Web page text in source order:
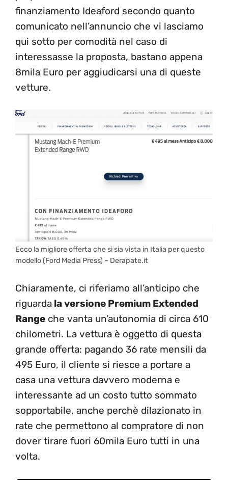
finanziamento Ideaford secondo quanto
comunicato nell’annuncio che vi lasciamo
qui sotto per comodità nel caso di
interessasse la proposta, bastano appena
8mila Euro per aggiudicarsi una di queste
vetture.
Ecco la migliore offerta che si sia vista in Italia per questo
modello (Ford Media Press) – Derapate.it
Chiaramente, ci riferiamo all’anticipo che
riguarda la versione Premium Extended
Range che vanta un’autonomia di circa 610
chilometri. La vettura è oggetto di questa
grande offerta: pagando 36 rate mensili da
495 Euro, il cliente si riesce a portare a
casa una vettura davvero moderna e
interessante ad un costo tutto sommato
sopportabile, anche perchè dilazionato in
rate che permettono al compratore di non
dover tirare fuori 60mila Euro tutti in una
volta.